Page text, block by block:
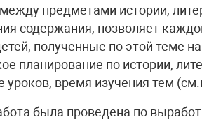
предметами истории,
содержания, позволяет
полученные по этой теме
планирование по истории,
уроков, время изучения тем
была проведена по